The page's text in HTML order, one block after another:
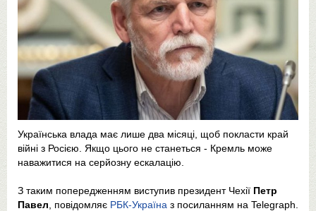
Українська влада має лише два місяці, щоб покласти край
війні з Росією. Якщо цього не станеться - Кремль може
наважитися на серйозну ескалацію.
З таким попередженням виступив президент Чехії Петр
Павел , повідомляє РБК-Україна з посиланням на Telegraph.